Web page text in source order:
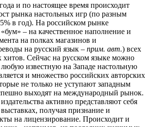
и по настоящее время происходит
рынка настольных игр (по разным
в год). На российском рынке
– на качественное наполнение и
на полках магазинов и
на русский язык – прим. авт.) всех
Сейчас на русском языке можно
известную на Западе настольную
и множество российских авторских
не только не уступают западным
выходят на международный рынок.
активно представляют себя
получая признание и
на лицензирование. Происходит и